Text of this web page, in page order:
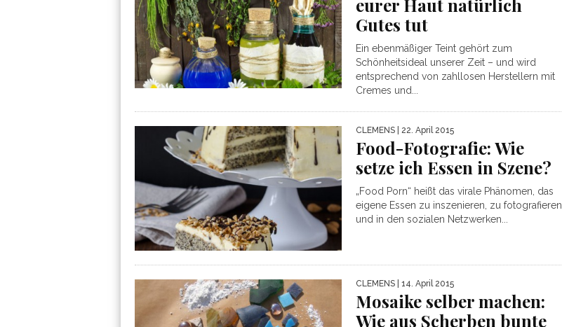
eurer Haut natürlich
Gutes tut
Ein ebenmäßiger Teint gehört zum
Schönheitsideal unserer Zeit – und wird
entsprechend von zahllosen Herstellern mit
Cremes und...
CLEMENS | 22. April 2015
Food-Fotografie: Wie
setze ich Essen in Szene?
„Food Porn“ heißt das virale Phänomen, das
eigene Essen zu inszenieren, zu fotografieren
und in den sozialen Netzwerken...
CLEMENS | 14. April 2015
Mosaike selber machen:
Wie aus Scherben bunte